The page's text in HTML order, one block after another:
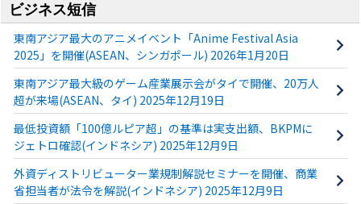
ビジネス短信
東南アジア最大のアニメイベント「Anime Festival Asia
2025」を開催(ASEAN、シンガポール) 2026年1月20日
東南アジア最大級のゲーム産業展示会がタイで開催、20万人
超が来場(ASEAN、タイ) 2025年12月19日
最低投資額「100億ルピア超」の基準は実支出額、BKPMに
ジェトロ確認(インドネシア) 2025年12月9日
外資ディストリビューター業規制解説セミナーを開催、商業
省担当者が法令を解説(インドネシア) 2025年12月9日